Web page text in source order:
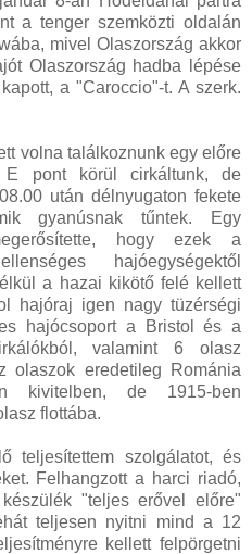
a tenger szemközti oldalán
mivel Olaszország akkor
Olaszország hadba lépése
a "Caroccio"-t. A szerk.
volna találkoznunk egy előre
E pont körül cirkáltunk, de
után délnyugaton fekete
gyanúsnak tűntek. Egy
hogy ezek a
hajóegységektől
a hazai kikötő felé kellett
hajóraj igen nagy tüzérségi
hajócsoport a Bristol és a
valamint 6 olasz
olaszok eredetileg Románia
kivitelben, de 1915-ben
flottába.
teljesítettem szolgálatot, és
Felhangzott a harci riadó,
"teljes erővel előre"
teljesen nyitni mind a 12
kellett felpörgetni